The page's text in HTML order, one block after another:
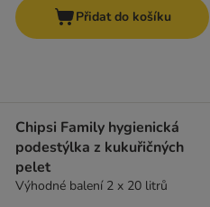
Přidat do košíku
Chipsi Family hygienická
podestýlka z kukuřičných
pelet
Výhodné balení 2 x 20 litrů